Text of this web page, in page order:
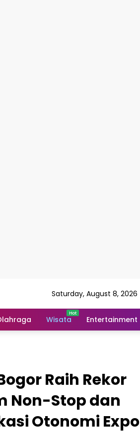
Saturday, August 8, 2026
Wisata Entertainment
Raih Rekor
Non-Stop dan
Otonomi Expo